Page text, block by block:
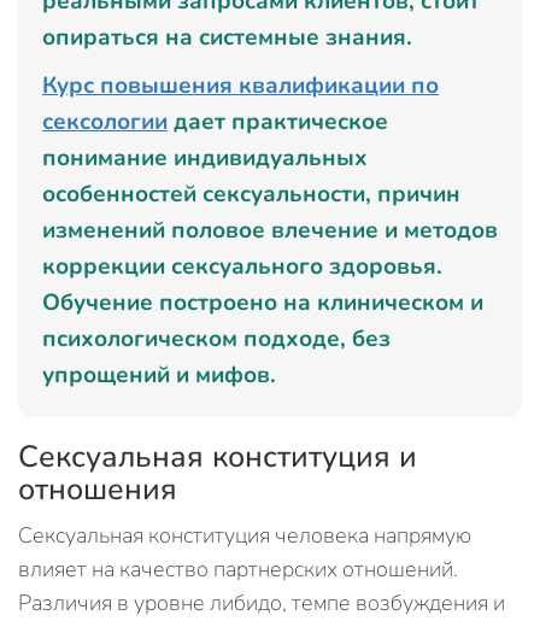
опираться на системные знания.
Курс повышения квалификации по
сексологиидает практическое
понимание индивидуальных
особенностей сексуальности, причин
изменений половое влечение и методов
коррекции сексуального здоровья.
Обучение построено на клиническом и
психологическом подходе, без
упрощений и мифов.
Сексуальная конституция и
отношения
Сексуальная конституция человека напрямую
влияет на качество партнерских отношений.
Различия в уровне либидо, темпе возбуждения и